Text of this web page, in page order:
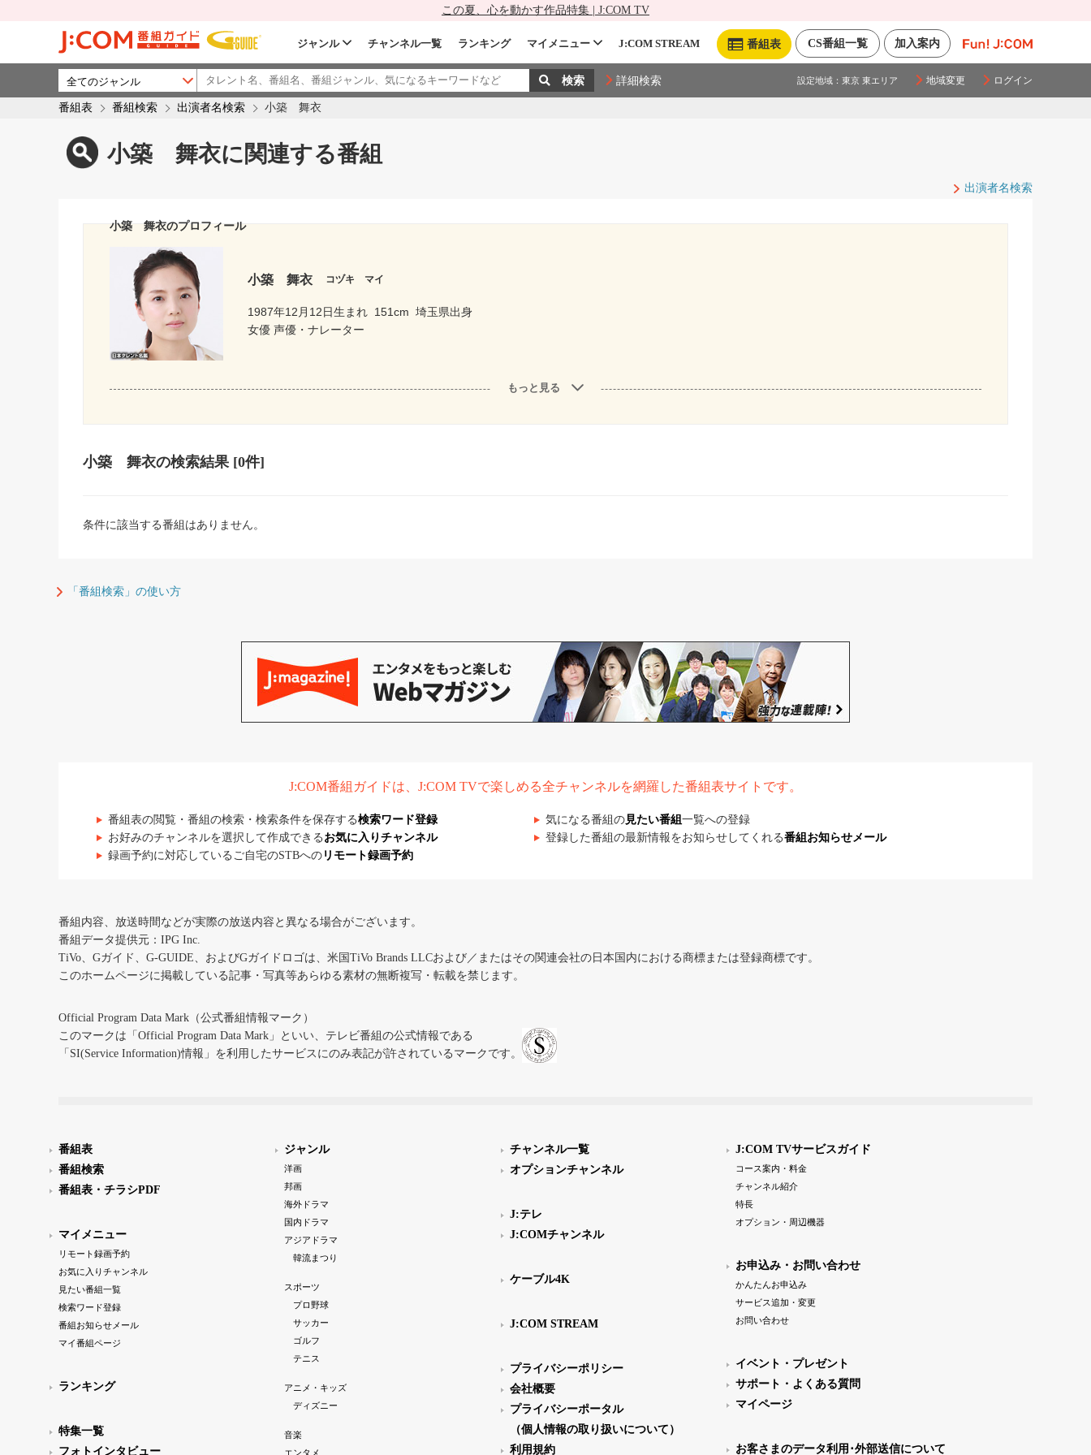
この夏、心を動かす作品特集 | J:COM TV
加入案内
CS番組一覧
番組表
ジャンル チャンネル一覧 ランキング マイメニュー J:COM STREAM
詳細検索 設定地域： 東京 東エリア 地域変更 ログイン
番組表 番組検索 出演者名検索 小築 舞衣
小築 舞衣に関連する番組
出演者名検索
小築 舞衣のプロフィール
小築 舞衣 コヅキ マイ
1987年12月12日生まれ 151cm 埼玉県出身
女優 声優・ナレーター
もっと見る
小築 舞衣の検索結果 [0件]
条件に該当する番組はありません。
「番組検索」の使い方
J:COM番組ガイドは、J:COM TVで楽しめる全チャンネルを網羅した番組表サイトです。
番組表の閲覧・番組の検索・検索条件を保存する検索ワード登録 気になる番組の見たい番組 一覧への登録
お好みのチャンネルを選択して作成できる お気に入りチャンネル 登録した番組の最新情報をお知らせしてくれる番組お知らせメール
録画予約に対応しているご自宅のSTBへの リモート録画予約
番組内容、放送時間などが実際の放送内容と異なる場合がございます。
番組データ提供元：IPG Inc.
TiVo、Gガイド、G-GUIDE、およびGガイドロゴは、米国TiVo Brands LLCおよび／またはその関連会社の日本国内における商標または登録商標です。
このホームページに掲載している記事・写真等あらゆる素材の無断複写・転載を禁じます。
Official Program Data Mark（公式番組情報マーク）
このマークは「Official Program Data Mark」といい、テレビ番組の公式情報である
「SI(Service Information)情報」を利用したサービスにのみ表記が許されているマークです。
番組表
番組検索
番組表・チラシPDF
マイメニュー
リモート録画予約
お気に入りチャンネル
見たい番組一覧
検索ワード登録
番組お知らせメール
マイ番組ページ
ランキング
特集一覧
フォトインタビュー
ジャンル
洋画
邦画
海外ドラマ
国内ドラマ
アジアドラマ
韓流まつり
スポーツ
プロ野球
サッカー
ゴルフ
テニス
アニメ・キッズ
ディズニー
音楽
エンタメ
チャンネル一覧
オプションチャンネル
J:テレ
J:COMチャンネル
ケーブル4K
J:COM STREAM
プライバシーポリシー
会社概要
プライバシーポータル
（個人情報の取り扱いについて）
利用規約
J:COM TVサービスガイド
コース案内・料金
チャンネル紹介
特長
オプション・周辺機器
お申込み・お問い合わせ
かんたんお申込み
サービス追加・変更
お問い合わせ
イベント・プレゼント
サポート・よくある質問
マイページ
お客さまのデータ利用･外部送信について